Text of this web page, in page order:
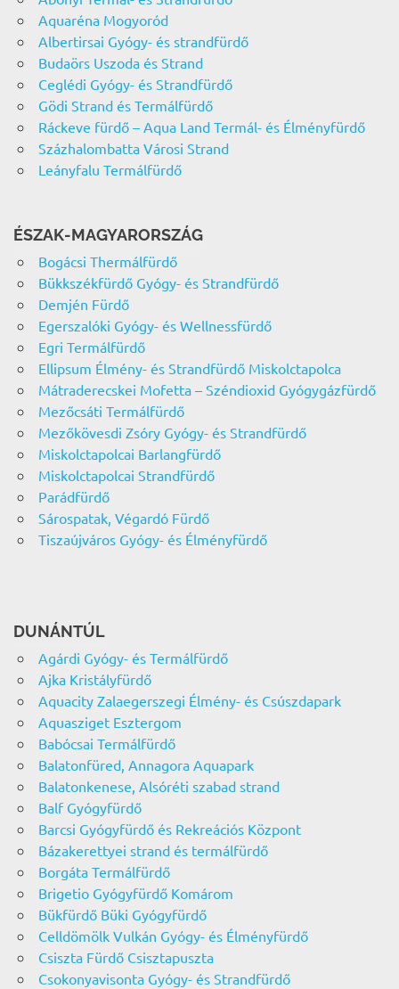
Aquaréna Mogyoród
Albertirsai Gyógy- és strandfürdő
Budaörs Uszoda és Strand
Ceglédi Gyógy- és Strandfürdő
Gödi Strand és Termálfürdő
Ráckeve fürdő – Aqua Land Termál- és Élményfürdő
Százhalombatta Városi Strand
Leányfalu Termálfürdő
ÉSZAK-MAGYARORSZÁG
Bogácsi Thermálfürdő
Bükkszékfürdő Gyógy- és Strandfürdő
Demjén Fürdő
Egerszalóki Gyógy- és Wellnessfürdő
Egri Termálfürdő
Ellipsum Élmény- és Strandfürdő Miskolctapolca
Mátraderecskei Mofetta – Széndioxid Gyógygázfürdő
Mezőcsáti Termálfürdő
Mezőkövesdi Zsóry Gyógy- és Strandfürdő
Miskolctapolcai Barlangfürdő
Miskolctapolcai Strandfürdő
Parádfürdő
Sárospatak, Végardó Fürdő
Tiszaújváros Gyógy- és Élményfürdő
DUNÁNTÚL
Agárdi Gyógy- és Termálfürdő
Ajka Kristályfürdő
Aquacity Zalaegerszegi Élmény- és Csúszdapark
Aquasziget Esztergom
Babócsai Termálfürdő
Balatonfüred, Annagora Aquapark
Balatonkenese, Alsóréti szabad strand
Balf Gyógyfürdő
Barcsi Gyógyfürdő és Rekreációs Központ
Bázakerettyei strand és termálfürdő
Borgáta Termálfürdő
Brigetio Gyógyfürdő Komárom
Bükfürdő Büki Gyógyfürdő
Celldömölk Vulkán Gyógy- és Élményfürdő
Csiszta Fürdő Csisztapuszta
Csokonyavisonta Gyógy- és Strandfürdő